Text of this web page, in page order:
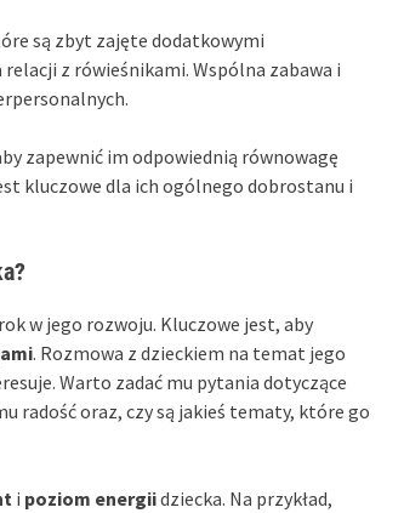
są zbyt zajęte dodatkowymi
z rówieśnikami. Wspólna zabawa i
zapewnić im odpowiednią równowagę
kluczowe dla ich ogólnego dobrostanu i
w jego rozwoju. Kluczowe jest, aby
. Rozmowa z dzieckiem na temat jego
Warto zadać mu pytania dotyczące
radość oraz, czy są jakieś tematy, które go
i poziom energiidziecka. Na przykład,